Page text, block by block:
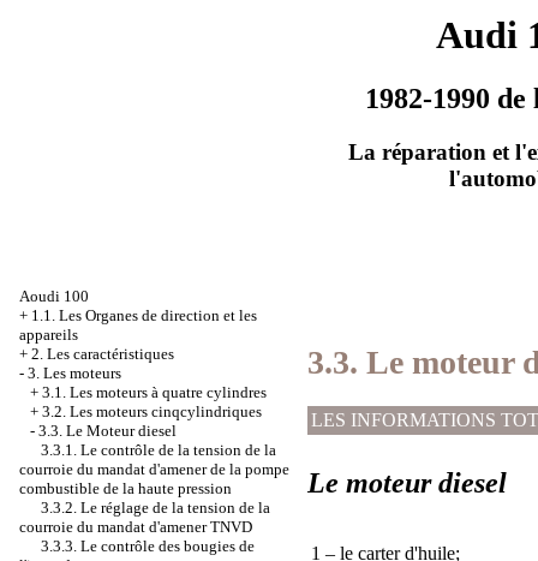
Audi
1982-1990
La réparation et
Aoudi 100
+ 1.1. Les Organes de direction et les
appareils
+ 2. Les caractéristiques
- 3. Les moteurs
+ 3.1. Les moteurs à quatre cylindres
+ 3.2. Les moteurs cinqcylindriques
- 3.3. Le Moteur diesel
3.3.1. Le contrôle de la tension de la
courroie du mandat d'amener de la pompe
combustible de la haute pression
3.3.2. Le réglage de la tension de la
courroie du mandat d'amener TNVD
3.3.3. Le contrôle des bougies de
3.3. Le moteur
LES INFORMATIONS
Le moteur diesel
1 – le carter d'huile;